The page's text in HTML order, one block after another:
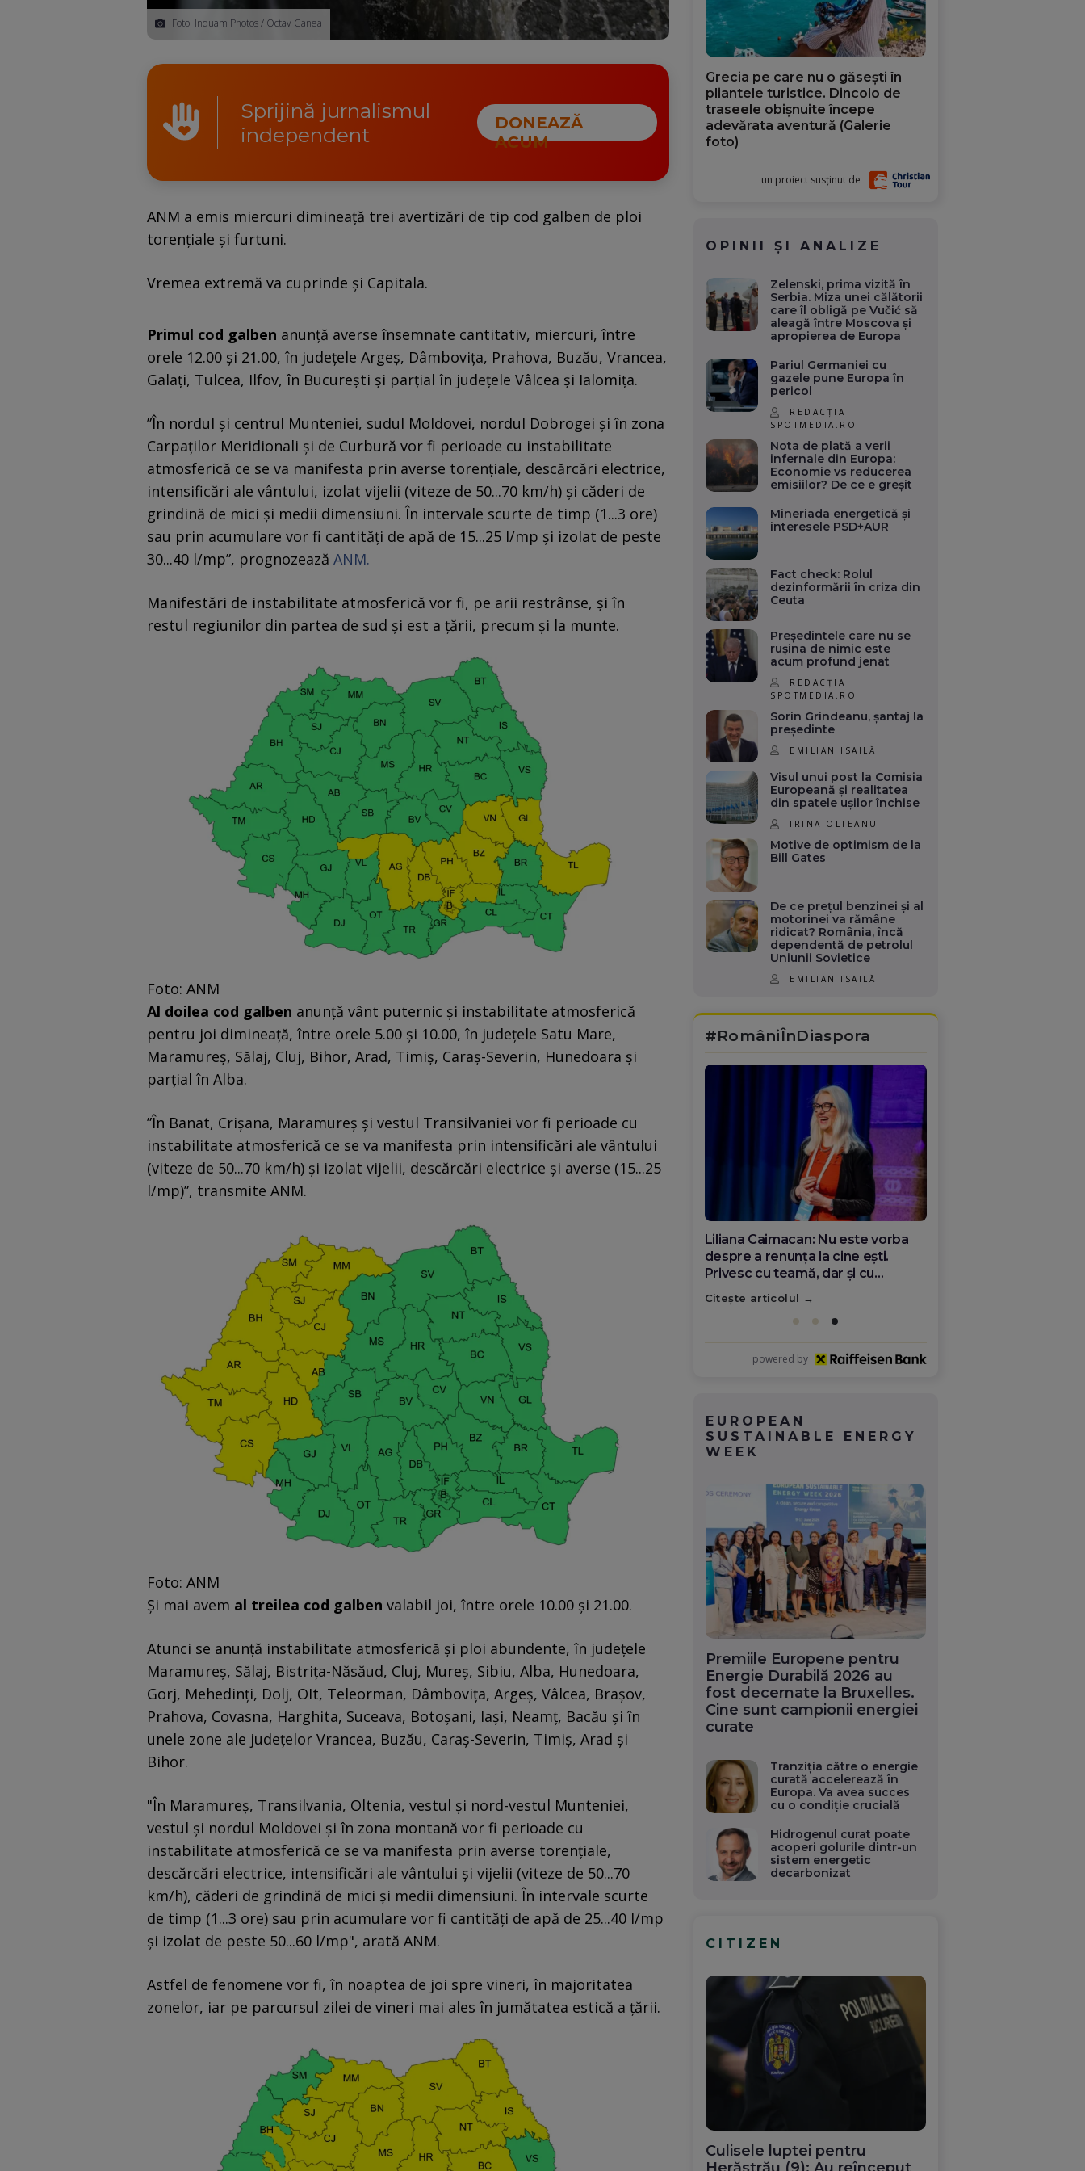
Foto: Inquam Photos / Octav Ganea
Sprijină jurnalismul
independent
DONEAZĂ
ACUM
ANM a emis miercuri dimineaţă trei avertizări de tip cod galben de ploi
torenţiale şi furtuni.
Vremea extremă va cuprinde şi Capitala.
Primul cod galben anunţă averse însemnate cantitativ, miercuri, între
orele 12.00 şi 21.00, în judeţele Argeş, Dâmboviţa, Prahova, Buzău, Vrancea,
Galaţi, Tulcea, Ilfov, în Bucureşti şi parţial în judeţele Vâlcea şi Ialomiţa.
”În nordul şi centrul Munteniei, sudul Moldovei, nordul Dobrogei şi în zona
Carpaţilor Meridionali şi de Curbură vor fi perioade cu instabilitate
atmosferică ce se va manifesta prin averse torenţiale, descărcări electrice,
intensificări ale vântului, izolat vijelii (viteze de 50...70 km/h) şi căderi de
grindină de mici şi medii dimensiuni. În intervale scurte de timp (1...3 ore)
sau prin acumulare vor fi cantităţi de apă de 15...25 l/mp şi izolat de peste
30...40 l/mp”, prognozează ANM.
Manifestări de instabilitate atmosferică vor fi, pe arii restrânse, şi în
restul regiunilor din partea de sud şi est a ţării, precum şi la munte.
Foto: ANM
Al doilea cod galben anunţă vânt puternic şi instabilitate atmosferică
pentru joi dimineaţă, între orele 5.00 şi 10.00, în judeţele Satu Mare,
Maramureş, Sălaj, Cluj, Bihor, Arad, Timiş, Caraş-Severin, Hunedoara şi
parţial în Alba.
”În Banat, Crişana, Maramureş şi vestul Transilvaniei vor fi perioade cu
instabilitate atmosferică ce se va manifesta prin intensificări ale vântului
(viteze de 50...70 km/h) şi izolat vijelii, descărcări electrice şi averse (15...25
l/mp)”, transmite ANM.
Foto: ANM
Şi mai avem al treilea cod galben valabil joi, între orele 10.00 şi 21.00.
Atunci se anunţă instabilitate atmosferică şi ploi abundente, în judeţele
Maramureş, Sălaj, Bistriţa-Năsăud, Cluj, Mureş, Sibiu, Alba, Hunedoara,
Gorj, Mehedinţi, Dolj, OIt, Teleorman, Dâmboviţa, Argeş, Vâlcea, Braşov,
Prahova, Covasna, Harghita, Suceava, Botoşani, Iaşi, Neamţ, Bacău şi în
unele zone ale judeţelor Vrancea, Buzău, Caraş-Severin, Timiş, Arad şi
Bihor.
"În Maramureş, Transilvania, Oltenia, vestul şi nord-vestul Munteniei,
vestul şi nordul Moldovei şi în zona montană vor fi perioade cu
instabilitate atmosferică ce se va manifesta prin averse torenţiale,
descărcări electrice, intensificări ale vântului şi vijelii (viteze de 50...70
km/h), căderi de grindină de mici şi medii dimensiuni. În intervale scurte
de timp (1...3 ore) sau prin acumulare vor fi cantităţi de apă de 25...40 l/mp
şi izolat de peste 50...60 l/mp", arată ANM.
Astfel de fenomene vor fi, în noaptea de joi spre vineri, în majoritatea
zonelor, iar pe parcursul zilei de vineri mai ales în jumătatea estică a ţării.
Grecia pe care nu o găsești în
pliantele turistice. Dincolo de
traseele obișnuite începe
adevărata aventură (Galerie
foto)
un proiect susținut de
OPINII ȘI ANALIZE
Zelenski, prima vizită în
Serbia. Miza unei călătorii
care îl obligă pe Vučić să
aleagă între Moscova și
apropierea de Europa
Pariul Germaniei cu
gazele pune Europa în
pericol
REDACȚIA
SPOTMEDIA.RO
Nota de plată a verii
infernale din Europa:
Economie vs reducerea
emisiilor? De ce e greșit
Mineriada energetică și
interesele PSD+AUR
Fact check: Rolul
dezinformării în criza din
Ceuta
Președintele care nu se
rușina de nimic este
acum profund jenat
REDACȚIA
SPOTMEDIA.RO
Sorin Grindeanu, șantaj la
președinte
EMILIAN ISAILĂ
Visul unui post la Comisia
Europeană și realitatea
din spatele ușilor închise
IRINA OLTEANU
Motive de optimism de la
Bill Gates
De ce prețul benzinei și al
motorinei va rămâne
ridicat? România, încă
dependentă de petrolul
Uniunii Sovietice
EMILIAN ISAILĂ
#RomâniÎnDiaspora
Diana Olar, românca de la Google
care demonstrează că diaspora
poate schimba România
Citește articolul
powered by
EUROPEAN
SUSTAINABLE ENERGY
WEEK
Premiile Europene pentru
Energie Durabilă 2026 au
fost decernate la Bruxelles.
Cine sunt campionii energiei
curate
Tranziția către o energie
curată accelerează în
Europa. Va avea succes
cu o condiție crucială
Hidrogenul curat poate
acoperi golurile dintr-un
sistem energetic
decarbonizat
CITIZEN
Culisele luptei pentru